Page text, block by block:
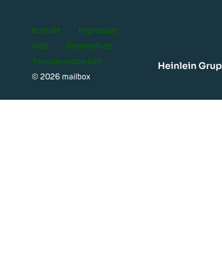
Kontakt
Impressum
AGB
Datenschutz
Transparenzbericht
© 2026 mailbox